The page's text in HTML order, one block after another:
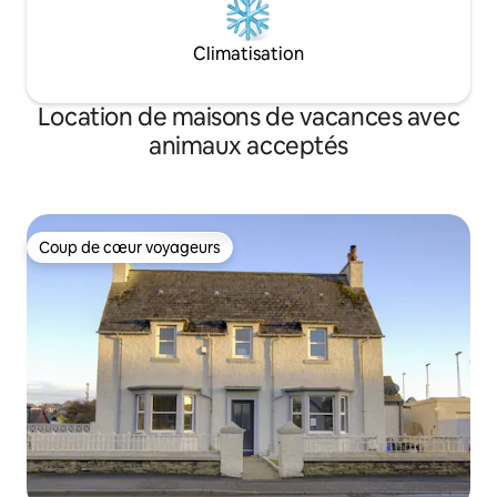
Climatisation
Location de maisons de vacances avec
animaux acceptés
Coup de cœur voyageurs
Coup de cœur voyageurs